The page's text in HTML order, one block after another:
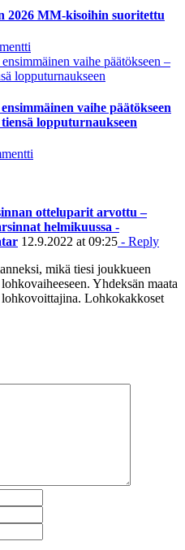
2026 MM-kisoihin suoritettu
vaihe päätökseen
lopputurnaukseen
otteluparit arvottu –
helmikuussa -
12.9.2022 at 09:25 - Reply
mikä tiesi joukkueen
Yhdeksän maata
Lohkokakkoset